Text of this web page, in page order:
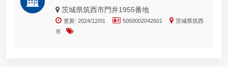
茨城県筑西市門井1955番地
更新: 2024/12/01 5050002042601
茨城県筑西
市